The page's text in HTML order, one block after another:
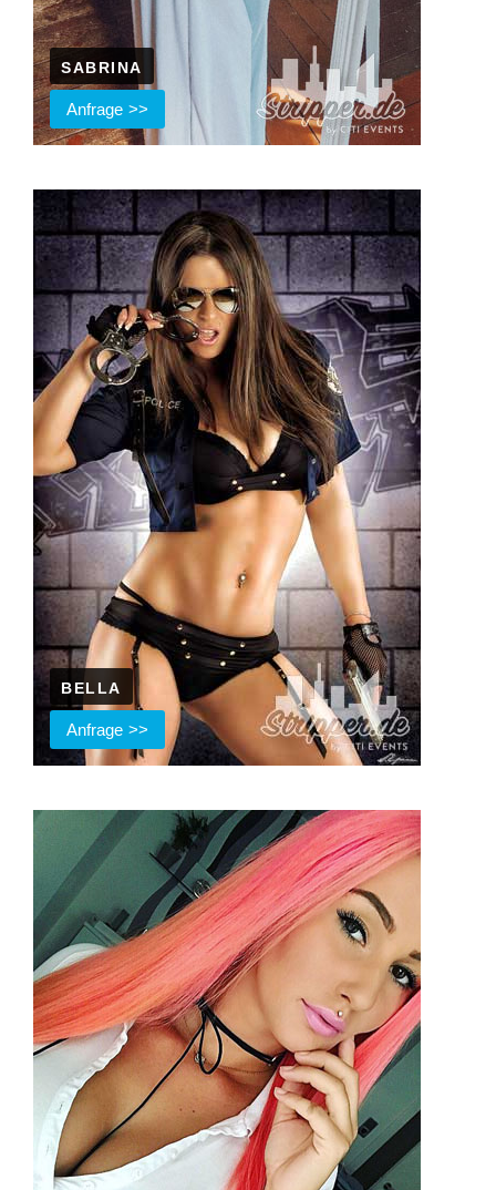
SABRINA
Anfrage
BELLA
Anfrage